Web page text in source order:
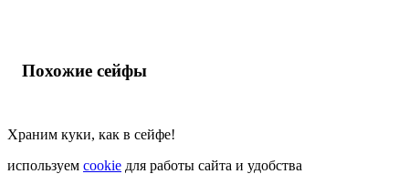
Похожие сейфы
Храним куки, как в сейфе!
используем cookie для работы сайта и удобства